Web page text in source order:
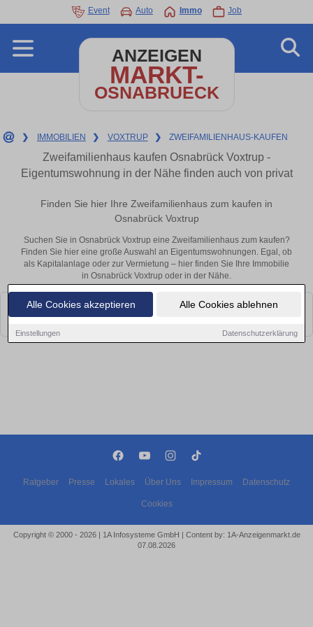
Alle Cookies akzeptieren Alle Cookies ablehnen
Einstellungen Datenschutzerklärung
Event Auto Immo Job
ANZEIGEN
MARKT-
OSNABRUECK
❯ IMMOBILIEN ❯ VOXTRUP ❯ ZWEIFAMILIENHAUS-KAUFEN
Zweifamilienhaus kaufen Osnabrück Voxtrup -
Eigentumswohnung in der Nähe finden auch von privat
Finden Sie hier Ihre Zweifamilienhaus zum kaufen in
Osnabrück Voxtrup
Suchen Sie in Osnabrück Voxtrup eine Zweifamilienhaus zum kaufen?
Finden Sie hier eine große Auswahl an Eigentumswohnungen. Egal, ob
als Kapitalanlage oder zur Vermietung – hier finden Sie Ihre Immobilie
in Osnabrück Voxtrup oder in der Nähe.
Leider konnten wir derzeit keine passenden Objekte finden. Schauen Sie
bald wieder vorbei!
Ratgeber Presse Lokales Über Uns Impressum Datenschutz
Cookies
Copyright © 2000 - 2026 | 1A Infosysteme GmbH | Content by: 1A-Anzeigenmarkt.de
07.08.2026